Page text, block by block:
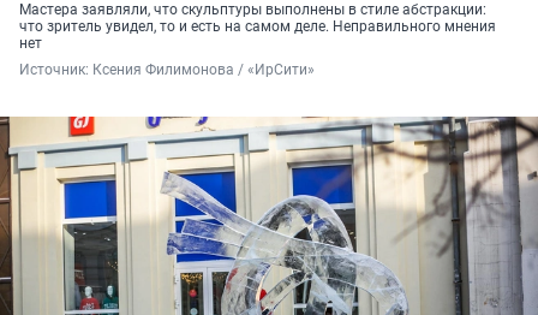
Мастера заявляли, что скульптуры выполнены в стиле абстракции:
что зритель увидел, то и есть на самом деле. Неправильного мнения
нет
Источник: Ксения Филимонова / «ИрСити»